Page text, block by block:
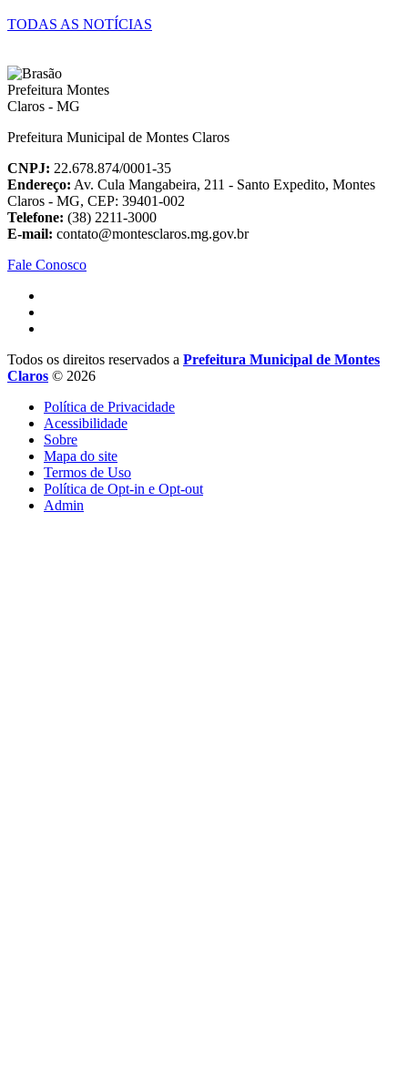
TODAS AS NOTÍCIAS
Prefeitura Municipal de Montes Claros
CNPJ: 22.678.874/0001-35
Endereço: Av. Cula Mangabeira, 211 - Santo Expedito, Montes
Claros - MG, CEP: 39401-002
Telefone: (38) 2211-3000
E-mail: contato@montesclaros.mg.gov.br
Fale Conosco
Todos os direitos reservados a Prefeitura Municipal de Montes
Claros © 2026
Política de Privacidade
Acessibilidade
Sobre
Mapa do site
Termos de Uso
Política de Opt-in e Opt-out
Admin